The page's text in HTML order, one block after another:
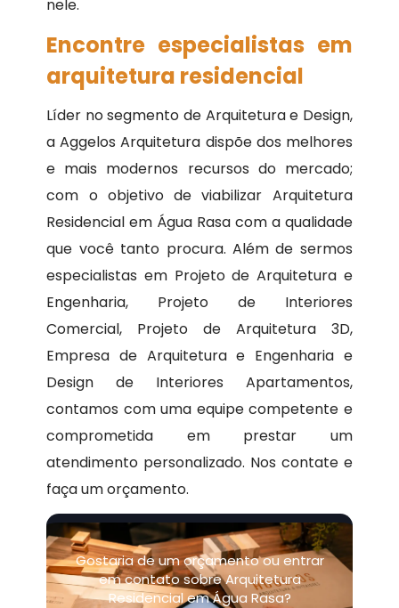
nele.
Encontre especialistas em
arquitetura residencial
Líder no segmento de Arquitetura e Design,
a Aggelos Arquitetura dispõe dos melhores
e mais modernos recursos do mercado;
com o objetivo de viabilizar Arquitetura
Residencial em Água Rasa com a qualidade
que você tanto procura. Além de sermos
especialistas em Projeto de Arquitetura e
Engenharia, Projeto de Interiores
Comercial, Projeto de Arquitetura 3D,
Empresa de Arquitetura e Engenharia e
Design de Interiores Apartamentos,
contamos com uma equipe competente e
comprometida em prestar um
atendimento personalizado. Nos contate e
faça um orçamento.
Gostaria de um orçamento ou entrar
em contato sobre Arquitetura
Residencial em Água Rasa?